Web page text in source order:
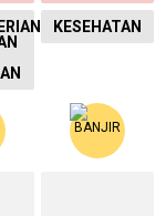
KESEHATAN